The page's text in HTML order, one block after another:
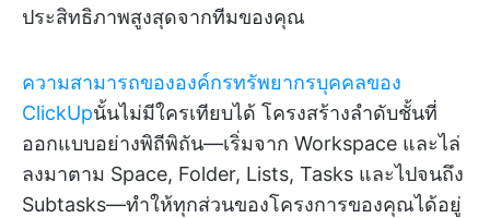
ประสิทธิภาพสูงสุดจากทีมของคุณ
ความสามารถขององค์กรทรัพยากรบุคคลของ
ClickUpนั้นไม่มีใครเทียบได้ โครงสร้างลำดับชั้นที่
ออกแบบอย่างพิถีพิถัน—เริ่มจาก Workspace และไล่
ลงมาตาม Space, Folder, Lists, Tasks และไปจนถึง
Subtasks—ทำให้ทุกส่วนของโครงการของคุณได้อยู่